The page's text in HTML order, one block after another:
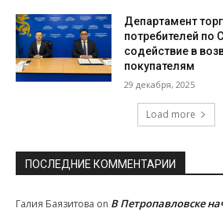
Департамент
потребителей по
содействие в
покупателям
29 декабря, 2025
Load more
ПОСЛЕДНИЕ КОММЕНТАРИИ
Галия Баязитова on В Петропавловске